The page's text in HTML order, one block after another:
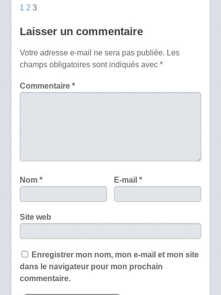
1 2 3
Laisser un commentaire
Votre adresse e-mail ne sera pas publiée. Les
champs obligatoires sont indiqués avec *
Commentaire *
Nom * E-mail*
Site web
Enregistrer mon nom, mon e-mail et mon site
dans le navigateur pour mon prochain
commentaire.